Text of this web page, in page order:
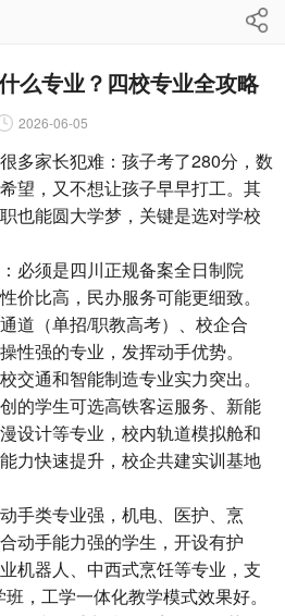
么专业？四校专业全攻略
2026-06-05
家长犯难：孩子考了280分，数
望，又不想让孩子早早打工。其
也能圆大学梦，关键是选对学校
须是四川正规备案全日制院
价比高，民办服务可能更细致。
道（单招/职教高考）、校企合
性强的专业，发挥动手优势。
通和智能制造专业实力突出。
的学生可选高铁客运服务、新能
设计等专业，校内轨道模拟舱和
力快速提升，校企共建实训基地
类专业强，机电、医护、烹
动手能力强的学生，开设有护
机器人、中西式烹饪等专业，支
，工学一体化教学模式效果好。